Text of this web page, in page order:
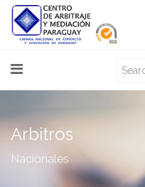
Arbitros
Nacionales